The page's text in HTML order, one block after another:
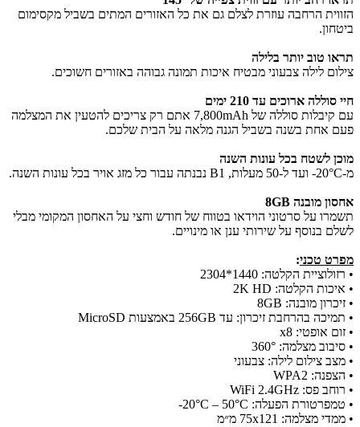
הזווית הרחבה עוזרת לצלם גם את כל האזורים המתים בשביל מקסימום
ביטחון.
תראו טוב יותר בלילה
צילום לילה צבעוני מבטיח איכות תמונה גבוהה באזורים חשוכים.
חיי סוללה ארוכים עד 210 ימים
עם קיבלות סוללה של 7,800mAh אתם רק צריכים להטעין את המצלמה
פעם אחת בשנה בשביל הגנה מלאה על הבית שלכם.
מוכן לשטח בכל עונות השנה
מ-20°C- ועד ל-50 מעלות, B1 נבנתה עבור כל מזג אויר בכל עונות השנה.
אחסון מובנה 8GB
תשמרו על סרטוני הוידאו בטווח של חודש וחצי על האחסון המקומי מבלי
לשלם בנוסף על שירותי ענן או מינויים.
מפרט טכני:
• רזולוציית הקלטה: 1440*2304
• איכות הקלטה: 2K HD
• זיכרון מובנה: 8GB
• תמיכה בהרחבת זיכרון: עד 256GB באמצעות MicroSD
• זום אופטי: x8
• סיבוב מצלמה: 360°
• מצב צילום לילה: צבעוני
• הצפנה: WPA2
• רוחב פס: WiFi 2.4GHz
• טמפרטורת הפעלה: 20°C – 50°C-
• ממדי מצלמה: 75x121 מ״מ